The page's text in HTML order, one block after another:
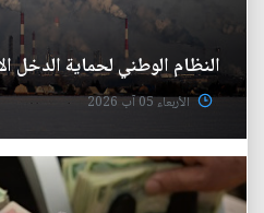
النظام الوطني لحماية الدخل
الأربعاء 05 آب 2026